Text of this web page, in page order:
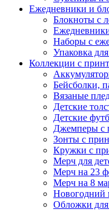
Ежедневники и
Блокноты с
Наборы с
Упаковка
Коллекции с
Бейсболки,
Вязаные
Детские
Детские
Джемперы с
Зонты с
Кружки с
Мерч для
Мерч на 23
Мерч на 8
Новогодний
Обложки